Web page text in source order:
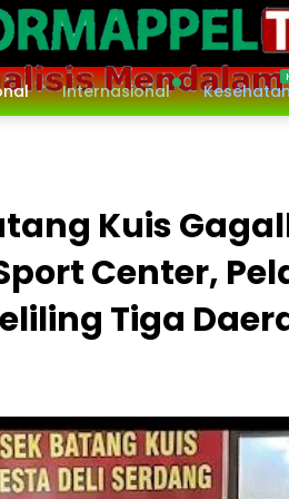
Internasional
Kuis
Center,
Tiga